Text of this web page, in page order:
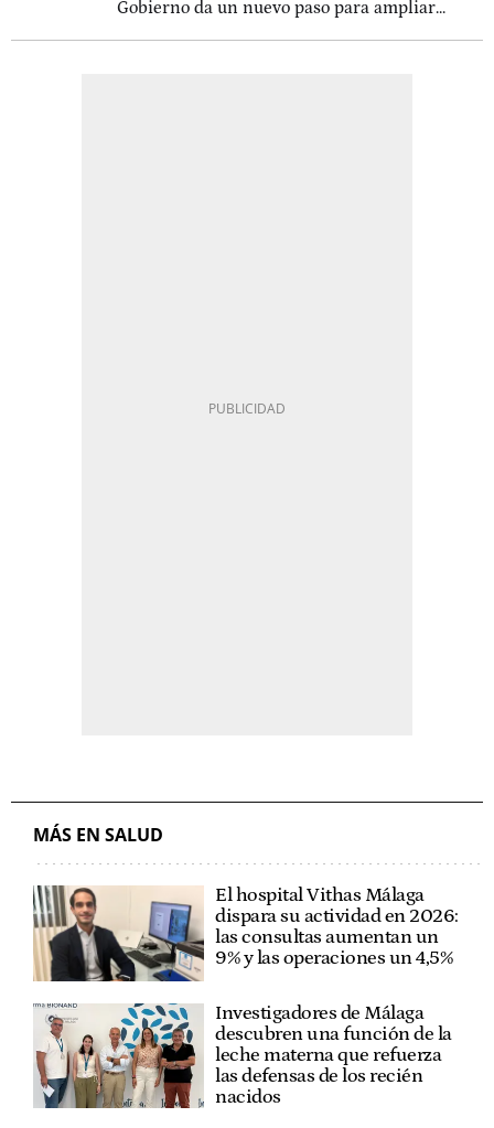
Gobierno da un nuevo paso para ampliar...
MÁS EN SALUD
El hospital Vithas Málaga
dispara su actividad en 2026:
las consultas aumentan un
9% y las operaciones un 4,5%
Investigadores de Málaga
descubren una función de la
leche materna que refuerza
las defensas de los recién
nacidos